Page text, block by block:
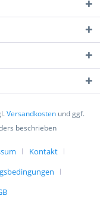
gelesen,
Versandkosten und ggf.
beschrieben
Kontakt